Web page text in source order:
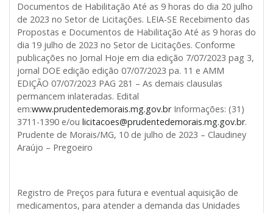
Documentos de Habilitação Até as 9 horas do dia 20 julho
de 2023 no Setor de Licitações. LEIA-SE Recebimento das
Propostas e Documentos de Habilitação Até as 9 horas do
dia 19 julho de 2023 no Setor de Licitações. Conforme
publicações no Jornal Hoje em dia edição 7/07/2023 pag 3,
jornal DOE edição edição 07/07/2023 pa. 11 e AMM
EDIÇÃO 07/07/2023 PAG 281 – As demais clausulas
permancem inlateradas. Edital
em:www.prudentedemorais.mg.gov.brInformações: (31)
3711-1390 e/ou licitacoes@prudentedemorais.mg.gov.br.
Prudente de Morais/MG, 10 de julho de 2023 – Claudiney
Araújo – Pregoeiro
Registro de Preços para futura e eventual aquisição de
medicamentos, para atender a demanda das Unidades